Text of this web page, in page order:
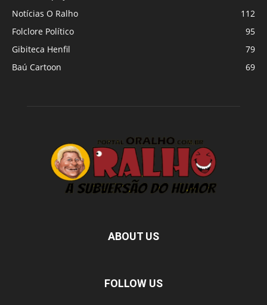
Notícias O Ralho
112
Folclore Político
95
Gibiteca Henfil
79
Baú Cartoon
69
ABOUT US
FOLLOW US